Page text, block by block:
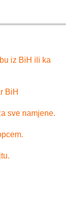
iz BiH ili ka
BiH
sve namjene.